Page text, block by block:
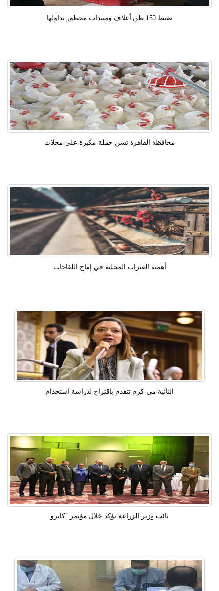
ضبط 150 طن أعلاف ومبيدات محظور تداولها
محافظة القاهرة تشن حملة مكبرة على محلات
أهمية العترات المحلية في إنتاج اللقاحات
النائبة مى كرم تتقدم باقتراح لدراسة استخدام
نائب وزير الزراعة يؤكد خلال مؤتمر "كايرو